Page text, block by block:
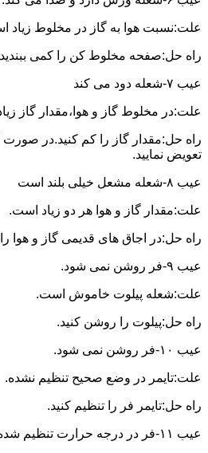
علت:نسبت هوا به گاز در مخلوط زیاد
راه حل:صفحه مخلوط کن را کمی
عیب ۷-شعله دود می کند
علت:در مخلوط گاز و هوا،مقدار گاز
راه حل:مقدار گاز را کم کنید.در صورت
تعویض نمایید.
عیب ۸-شعله مشعل خیلی بلند است
علت:مقدار گاز و هوا هر دو زیاد است.
راه حل:در اجاق های قدیمی گاز و هوا
عیب ۹-فر روشن نمی شود.
علت:شعله پیلوت خاموش است.
راه حل:پیلوت را روشن کنید.
عیب ۱۰-فر روشن نمی شود.
علت:تایمر در وضع صحیح تنظیم نشده.
راه حل:تایمر فر را تنظیم کنید.
عیب ۱۱-فر در درجه حرارت تنظیم شده نگهداری نمی شود.